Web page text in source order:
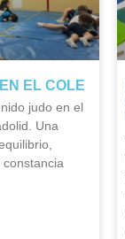
EL COLE
judo en el
Una